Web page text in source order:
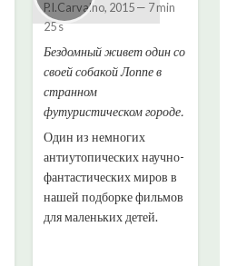
P.I.Carvalho, 2015— 7 min
25 s
Бездомный живет один со
своей собакой Лоппе в
странном
футуристическом городе.
Один из немногих
антиутопических научно-
фантастических миров в
нашей подборке фильмов
для маленьких детей.